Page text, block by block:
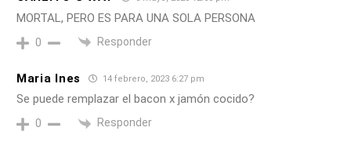
MORTAL, PERO ES PARA UNA SOLA PERSONA
0 Responder
Maria Ines 14 febrero, 2023 6:27 pm
Se puede remplazar el bacon x jamón cocido?
0 Responder